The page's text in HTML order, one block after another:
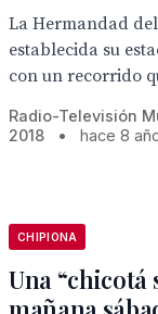
La Hermandad
establecida su
con un recorrido
Radio-Televisión
2018
• hace 8
CHIPIONA
Una